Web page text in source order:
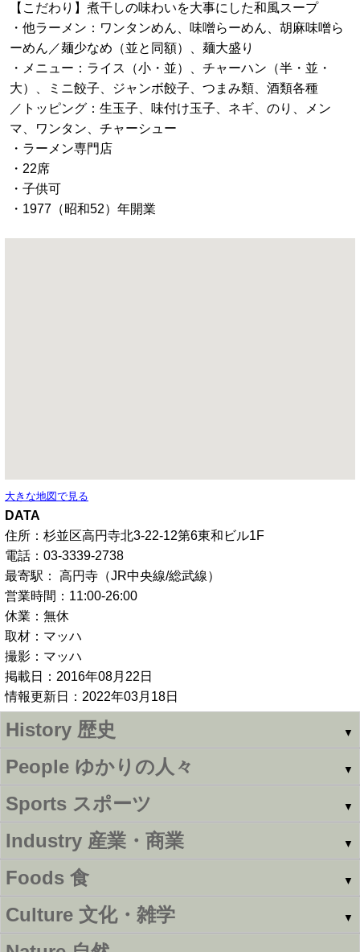
【こだわり】煮干しの味わいを大事にした和風スープ
・他ラーメン：ワンタンめん、味噌らーめん、胡麻味噌ら
ーめん／麺少なめ（並と同額）、麺大盛り
・メニュー：ライス（小・並）、チャーハン（半・並・
大）、ミニ餃子、ジャンボ餃子、つまみ類、酒類各種
／トッピング：生玉子、味付け玉子、ネギ、のり、メン
マ、ワンタン、チャーシュー
・ラーメン専門店
・22席
・子供可
・1977（昭和52）年開業
大きな地図で見る
DATA
住所：杉並区高円寺北3-22-12第6東和ビル1F
電話：03-3339-2738
最寄駅： 高円寺（JR中央線/総武線）
営業時間：11:00-26:00
休業：無休
取材：マッハ
撮影：マッハ
掲載日：2016年08月22日
情報更新日：2022年03月18日
History 歴史 ▼
People ゆかりの人々 ▼
Sports スポーツ ▼
Industry 産業・商業 ▼
Foods 食 ▼
Culture 文化・雑学 ▼